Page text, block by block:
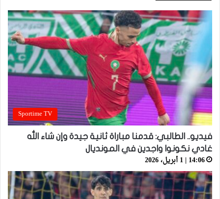
Sportime TV
فيديو.. الطالبي: قدمنا مباراة ثانية جيدة وإن شاء الله
غادي نكونوا واجدين في المونديال
14:06 | 1 أبريل، 2026